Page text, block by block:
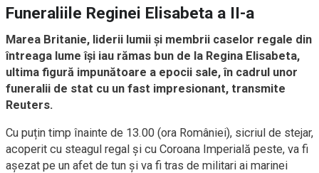
Funeraliile Reginei Elisabeta a II-a
Marea Britanie, liderii lumii și membrii caselor regale din
întreaga lume își iau rămas bun de la Regina Elisabeta,
ultima figură impunătoare a epocii sale, în cadrul unor
funeralii de stat cu un fast impresionant, transmite
Reuters.
Cu puțin timp înainte de 13.00 (ora României), sicriul de stejar,
acoperit cu steagul regal și cu Coroana Imperială peste, va fi
așezat pe un afet de tun și va fi tras de militari ai marinei